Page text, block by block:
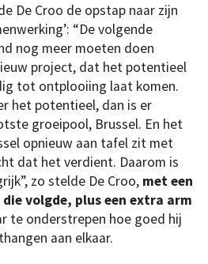
De Croo de opstap naar zijn
“De volgende
nog meer moeten doen
project, dat het potentieel
tot ontplooiing laat komen.
het potentieel, dan is er
groeipool, Brussel. En het
opnieuw aan tafel zit met
dat het verdient. Daarom is
zo stelde De Croo, met een
volgde, plus een extra arm
te onderstrepen hoe goed hij
aan elkaar.